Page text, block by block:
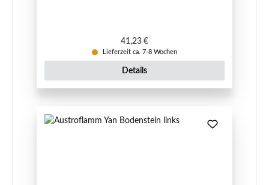
Regulärer Preis:
41,23 €
Lieferzeit ca. 7-8 Wochen
Details